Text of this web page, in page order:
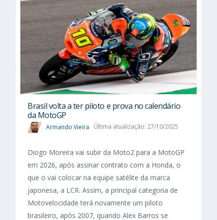
Brasil volta a ter piloto e prova no calendário
da MotoGP
Armando Vieira Última atualização: 27/10/2025
Diogo Moreira vai subir da Moto2 para a MotoGP
em 2026, após assinar contrato com a Honda, o
que o vai colocar na equipe satélite da marca
japonesa, a LCR. Assim, a principal categoria de
Motovelocidade terá novamente um piloto
brasileiro, após 2007, quando Alex Barros se